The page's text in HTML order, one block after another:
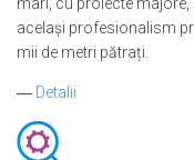
mari, cu proiecte
același profesionalism
mii de metri pătrați.
― Detalii